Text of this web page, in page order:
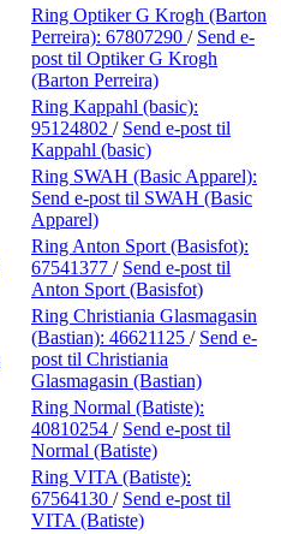
Ring Optiker G Krogh (Barton
Perreira): 67807290 / Send e-
post til Optiker G Krogh
(Barton Perreira)
Ring Kappahl (basic):
95124802 / Send e-post til
Kappahl (basic)
Ring SWAH (Basic Apparel):
Send e-post til SWAH (Basic
Apparel)
Ring Anton Sport (Basisfot):
67541377 / Send e-post til
Anton Sport (Basisfot)
Ring Christiania Glasmagasin
(Bastian): 46621125 / Send e-
post til Christiania
Glasmagasin (Bastian)
Ring Normal (Batiste):
40810254 / Send e-post til
Normal (Batiste)
Ring VITA (Batiste):
67564130 / Send e-post til
VITA (Batiste)